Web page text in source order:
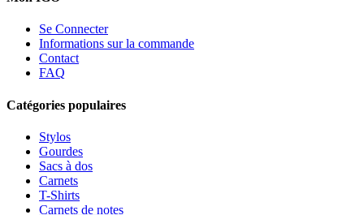
Se Connecter
Informations sur la commande
Contact
FAQ
Catégories populaires
Stylos
Gourdes
Sacs à dos
Carnets
T-Shirts
Carnets de notes